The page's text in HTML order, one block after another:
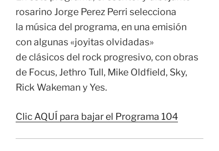
rosarino Jorge Perez Perri selecciona
la música del programa, en una emisión
con algunas «joyitas olvidadas»
de clásicos del rock progresivo, con obras
de Focus, Jethro Tull, Mike Oldfield, Sky,
Rick Wakeman y Yes.
Clic AQUÍ para bajar el Programa 104